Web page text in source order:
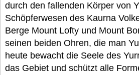
durch den fallenden Körper von
Schöpferwesen des Kaurna
Berge Mount Lofty und Mount
seinen beiden Ohren, die man
heute bewacht die Seele des
das Gebiet und schützt alle